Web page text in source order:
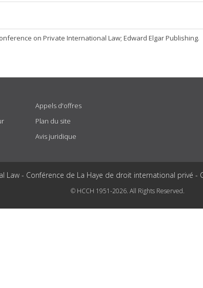
on Private International Law; Edward Elgar Publishing.
Appels d'offres
Plan du site
Avis juridique
Law - Conférence de La Haye de droit international privé
© HCCH 1951-2026. All Rights Reserved.